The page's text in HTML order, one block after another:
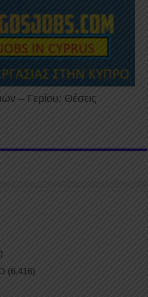
– Γερίου: Θέσεις
(6,416)